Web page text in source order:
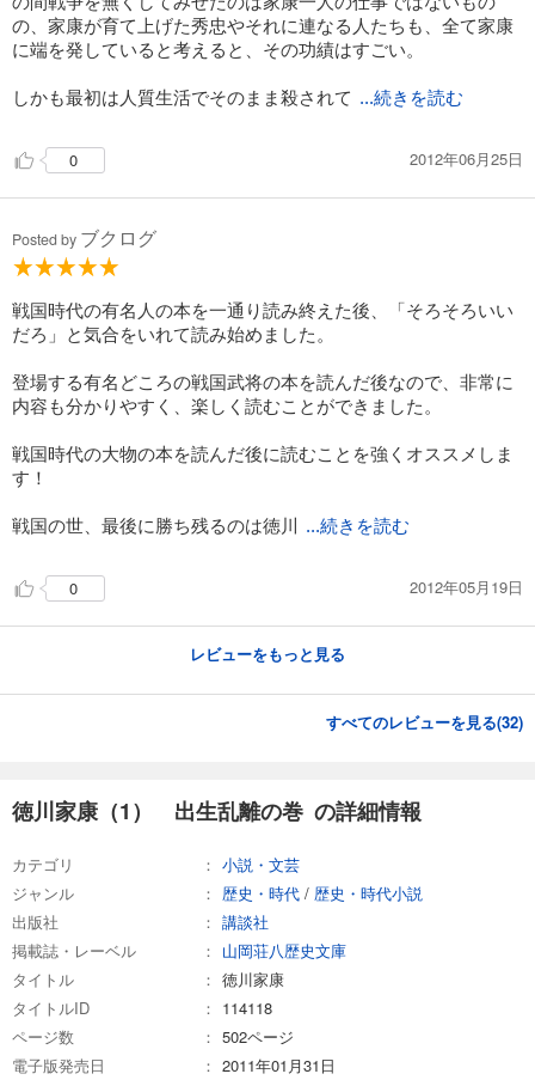
徳川家康（22） 百雷落つるの巻
990円 (税込)
徳川家康（23） 蕭風城の巻
935 円 (税込)
あらすじを表示する
935円 (税込)
試し読み
徳川家康（25） 孤城落月の巻
カート
あらすじを表示する
の、家康が育て上げた秀忠やそれに連なる人たちも、全て家康
に端を発していると考えると、その功績はすごい。
しかも最初は人質生活でそのまま殺されて ...続きを読む
0 2012年06月25日
Posted by ブクログ
戦国時代の有名人の本を一通り読み終えた後、「そろそろいい
だろ」と気合をいれて読み始めました。
登場する有名どころの戦国武将の本を読んだ後なので、非常に
内容も分かりやすく、楽しく読むことができました。
戦国時代の大物の本を読んだ後に読むことを強くオススメしま
す！
戦国の世、最後に勝ち残るのは徳川 ...続きを読む
0 2012年05月19日
レビューをもっと見る
すべてのレビューを見る(32)
徳川家康（1） 出生乱離の巻 の詳細情報
カテゴリ
小説・文芸
ジャンル
歴史・時代 / 歴史・時代小説
出版社
講談社
掲載誌・レーベル
山岡荘八歴史文庫
タイトル
徳川家康
タイトルID
114118
ページ数
502ページ
電子版発売日
2011年01月31日